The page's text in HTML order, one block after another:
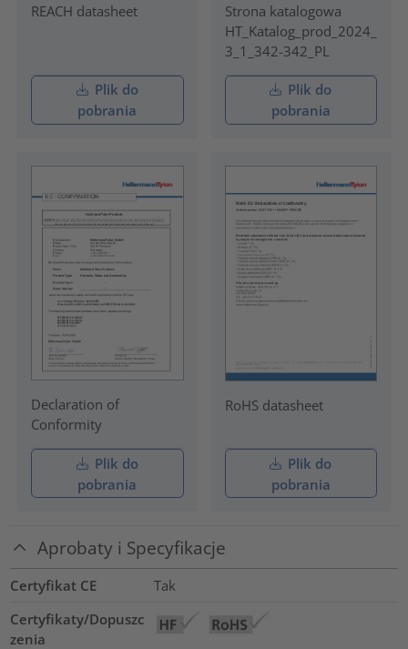
REACH datasheet
Plik do
pobrania
Strona katalogowa
HT_Katalog_prod_2024_
3_1_342-342_PL
Plik do
pobrania
Declaration of
Conformity
Plik do
pobrania
RoHS datasheet
Plik do
pobrania
Aprobaty i Specyfikacje
Certyfikat CE
Tak
Certyfikaty/Dopuszc
zenia